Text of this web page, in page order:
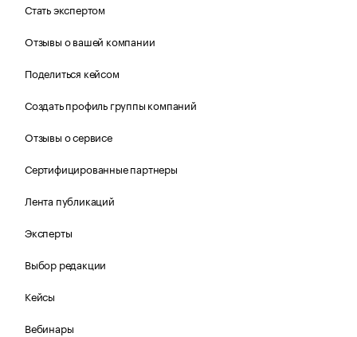
Стать экспертом
Отзывы о вашей компании
Поделиться кейсом
Создать профиль группы компаний
Отзывы о сервисе
Сертифицированные партнеры
Лента публикаций
Эксперты
Выбор редакции
Кейсы
Вебинары